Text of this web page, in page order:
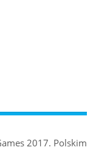
2017. Polskim